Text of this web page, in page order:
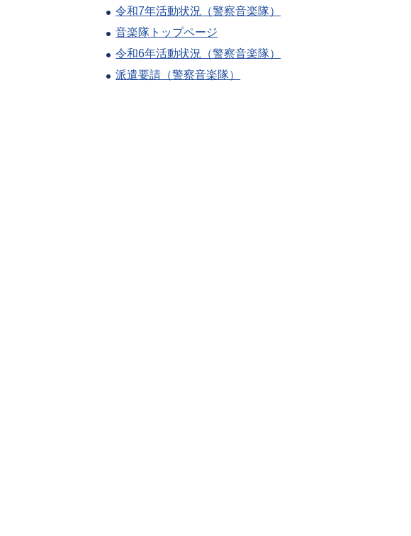
令和7年活動状況（警察音楽隊）
音楽隊トップページ
令和6年活動状況（警察音楽隊）
派遣要請（警察音楽隊）